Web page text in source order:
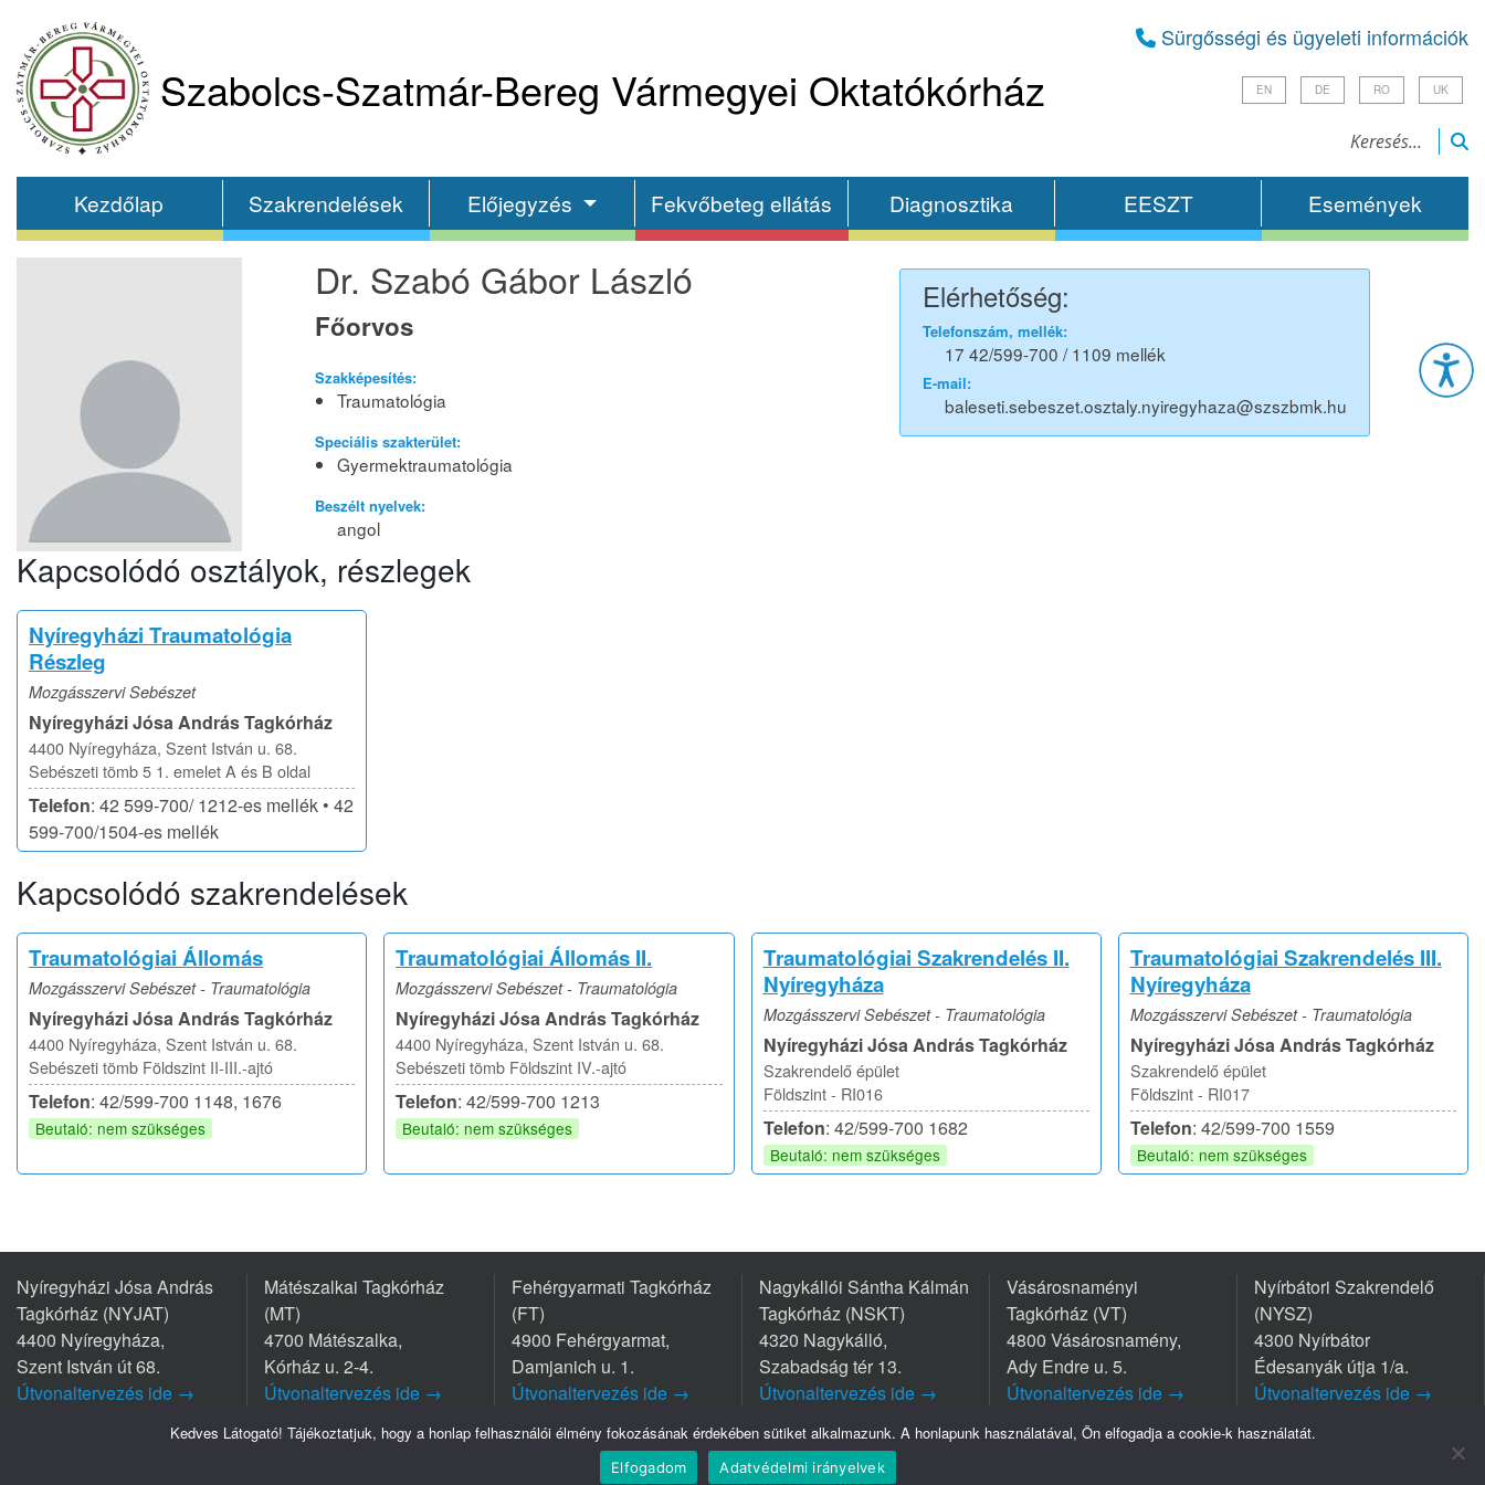
Szabolcs-Szatmár-Bereg Vármegyei Oktatókórház
Sürgősségi és ügyeleti információk
EN DE RO UK
Kezdőlap Szakrendelések Előjegyzés Fekvőbeteg ellátás Diagnosztika EESZT Események
Dr. Szabó Gábor László
Főorvos
Szakképesítés:
Traumatológia
Speciális szakterület:
Gyermektraumatológia
Elérhetőség:
Telefonszám, mellék:
17 42/599-700 / 1109 mellék
E-mail:
baleseti.sebeszet.osztaly.nyiregyhaza@szszbmk.hu
Beszélt nyelvek:
angol
Kapcsolódó osztályok, részlegek
Nyíregyházi Traumatológia
Részleg
Mozgásszervi Sebészet
Nyíregyházi Jósa András Tagkórház
4400 Nyíregyháza, Szent István u. 68.
Sebészeti tömb 5 1. emelet A és B oldal
Telefon: 42 599-700/ 1212-es mellék • 42
599-700/1504-es mellék
Kapcsolódó szakrendelések
Traumatológiai Állomás
Mozgásszervi Sebészet - Traumatológia
Nyíregyházi Jósa András Tagkórház
4400 Nyíregyháza, Szent István u. 68.
Sebészeti tömb Földszint II-III.-ajtó
Telefon: 42/599-700 1148, 1676
Beutaló: nem szükséges
Traumatológiai Állomás II.
Mozgásszervi Sebészet - Traumatológia
Nyíregyházi Jósa András Tagkórház
4400 Nyíregyháza, Szent István u. 68.
Sebészeti tömb Földszint IV.-ajtó
Telefon: 42/599-700 1213
Beutaló: nem szükséges
Traumatológiai Szakrendelés II.
Nyíregyháza
Mozgásszervi Sebészet - Traumatológia
Nyíregyházi Jósa András Tagkórház
Szakrendelő épület
Földszint - RI016
Telefon: 42/599-700 1682
Beutaló: nem szükséges
Traumatológiai Szakrendelés III.
Nyíregyháza
Mozgásszervi Sebészet - Traumatológia
Nyíregyházi Jósa András Tagkórház
Szakrendelő épület
Földszint - RI017
Telefon: 42/599-700 1559
Beutaló: nem szükséges
Nyíregyházi Jósa András
Tagkórház (NYJAT)
4400 Nyíregyháza,
Szent István út 68.
Útvonaltervezés ide →
Mátészalkai Tagkórház
(MT)
4700 Mátészalka,
Kórház u. 2-4.
Útvonaltervezés ide →
Fehérgyarmati Tagkórház
(FT)
4900 Fehérgyarmat,
Damjanich u. 1.
Útvonaltervezés ide →
Nagykállói Sántha Kálmán
Tagkórház (NSKT)
4320 Nagykálló,
Szabadság tér 13.
Útvonaltervezés ide →
Vásárosnaményi
Tagkórház (VT)
4800 Vásárosnamény,
Ady Endre u. 5.
Útvonaltervezés ide →
Tel.: +36 45/570-770
Nyírbátori Szakrendelő
(NYSZ)
4300 Nyírbátor
Édesanyák útja 1/a.
Útvonaltervezés ide →
Kedves Látogató! Tájékoztatjuk, hogy a honlap felhasználói élmény fokozásának érdekében sütiket alkalmazunk. A honlapunk használatával, Ön elfogadja a cookie-k használatát.
Elfogadom Adatvédelmi irányelvek